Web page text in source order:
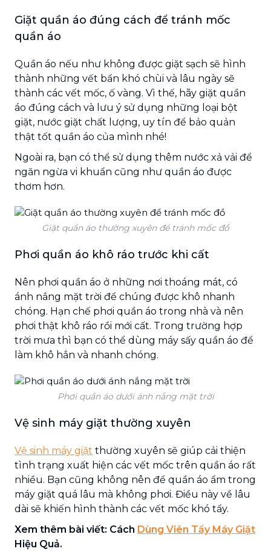
Giặt quần áo đúng cách để tránh mốc
quần áo
Quần áo nếu như không được giặt sạch sẽ hình
thành những vết bẩn khó chùi và lâu ngày sẽ
thành các vết mốc, ố vàng. Vì thế, hãy giặt quần
áo đúng cách và lưu ý sử dụng những loại bột
giặt, nước giặt chất lượng, uy tín để bảo quản
thật tốt quần áo của mình nhé!
Ngoài ra, bạn có thể sử dụng thêm nước xả vải để
ngăn ngừa vi khuẩn cũng như quần áo được
thơm hơn.
Giặt quần áo thường xuyên để tránh mốc đồ
Phơi quần áo khô ráo trước khi cất
Nên phơi quần áo ở những nơi thoáng mát, có
ánh nắng mặt trời để chúng được khô nhanh
chóng. Hạn chế phơi quần áo trong nhà và nên
phơi thật khô ráo rồi mới cất. Trong trường hợp
trời mưa thì bạn có thể dùng máy sấy quần áo để
làm khô hẳn và nhanh chóng.
Phơi quần áo dưới ánh nắng mặt trời
Vệ sinh máy giặt thường xuyên
Vệ sinh máy giặt thường xuyên sẽ giúp cải thiện
tình trạng xuất hiện các vết mốc trên quần áo rất
nhiều. Bạn cũng không nên để quần áo ẩm trong
máy giặt quá lâu mà không phơi. Điều này về lâu
dài sẽ khiến hình thành các vết mốc khó tẩy.
Xem thêm bài viết: Cách Dùng Viên Tẩy Máy Giặt
Hiệu Quả.